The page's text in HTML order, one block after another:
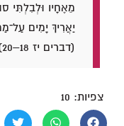
מֵאֶחָיו וּלְבִלְתִּי
יַאֲרִיךְ יָמִים
(דברים יז 18–20).
צפיות: 10